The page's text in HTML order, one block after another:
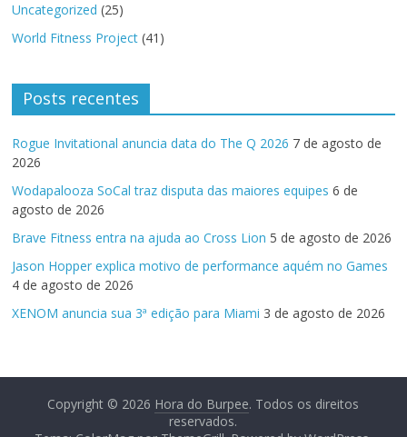
Uncategorized (25)
World Fitness Project (41)
Posts recentes
Rogue Invitational anuncia data do The Q 2026 7 de agosto de
2026
Wodapalooza SoCal traz disputa das maiores equipes 6 de
agosto de 2026
Brave Fitness entra na ajuda ao Cross Lion 5 de agosto de 2026
Jason Hopper explica motivo de performance aquém no Games
4 de agosto de 2026
XENOM anuncia sua 3ª edição para Miami 3 de agosto de 2026
Copyright © 2026 Hora do Burpee. Todos os direitos
reservados.